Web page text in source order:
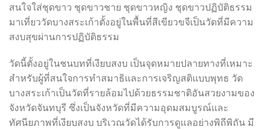
สนใจใส่ชุดขาว ชุดขาวชาย ชุดขาวหญิง ชุดขาวปฏิบัติธรรม
มาเที่ยววัดบางสระเก้าตั้งอยู่ในพื้นที่สีเขียวขจีเป็นวัดที่มีความ
สงบสุขผ่านการปฏิบัติธรรม
วัดนี้ตั้งอยู่ในชนบทที่เงียบสงบ เป็นจุดหมายปลายทางที่เหมาะ
สำหรับผู้ที่สนใจการทำสมาธิและการเจริญสติแบบพุทธ วัด
บางสระเก้าเป็นวัดที่รายล้อมไปด้วยธรรมชาติอันสวยงามของ
จังหวัดจันทบุรี ซึ่งเป็นจังหวัดที่มีความอุดมสมบูรณ์และ
ทัศนียภาพที่เงียบสงบ บริเวณวัดได้รับการดูแลอย่างพิถีพิถัน มี